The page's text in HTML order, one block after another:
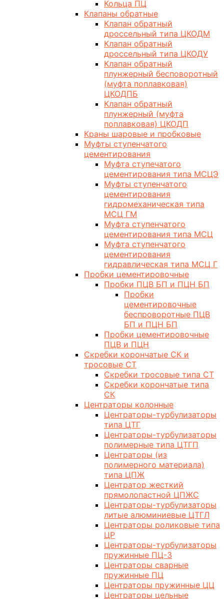
Кольца ПЦ
Клапаны обратные
Клапан обратный
дроссельный типа ЦКОДМ
Клапан обратный
дроссельный типа ЦКОДУ
Клапан обратный
плунжерный бесповоротный
(муфта поплавковая)
ЦКОДПБ
Клапан обратный
плунжерный (муфта
поплавковая) ЦКОДП
Краны шаровые и пробковые
Муфты ступенчатого
цементирования
Муфта ступечатого
цементирования типа МСЦЭ
Муфты ступенчатого
цементирования
гидромеханическая типа
МСЦ ГМ
Муфта ступенчатого
цементирования типа МСЦ
Муфта ступенчатого
цементирования
гидравлическая типа МСЦ Г
Пробки цементировочные
Пробки ПЦВ БП и ПЦН БП
Пробки
цементировочные
беспроворотные ПЦВ
БП и ПЦН БП
Пробки цементировочные
ПЦВ и ПЦН
Скребки корончатые СК и
тросовые СТ
Скребки тросовые типа СТ
Скребки корончатые типа
СК
Центраторы колонные
Центраторы-турбулизаторы
типа ЦТГ
Центраторы-турбулизаторы
полимерные типа ЦТГП
Центраторы (из
полимерного материала)
типа ЦПЖ
Центратор жесткий
прямолопастной ЦПЖС
Центраторы-турбулизаторы
литые алюминиевые ЦТГЛ
Центраторы роликовые типа
ЦР
Центраторы-турбулизаторы
пружинные ПЦ-3
Центраторы сварные
пружинные ПЦ
Центраторы пружинные ЦЦ
Центраторы цельные